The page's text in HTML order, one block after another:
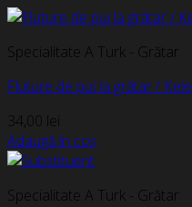
Specialitate A Turk - Grătar
Fluture de pui la grătar /
34,00 lei
Adaugă în coș
Specialitate A Turk - Grătar